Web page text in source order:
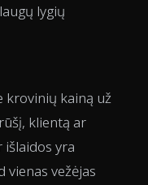
lygių
krovinių kainą už
klientą ar
yra
vienas vežėjas